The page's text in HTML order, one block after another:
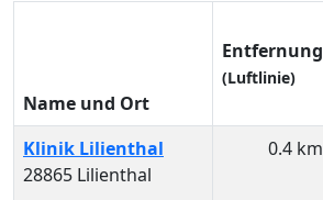
Name und Ort
Entfernung
(Luftlinie)
Klinik Lilienthal
28865 Lilienthal
0.4 km